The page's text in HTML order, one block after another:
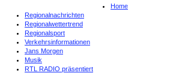
Home
Regionalnachrichten
Regionalwettertrend
Regionalsport
Verkehrsinformationen
Jans Morgen
Musik
RTL RADIO präsentiert